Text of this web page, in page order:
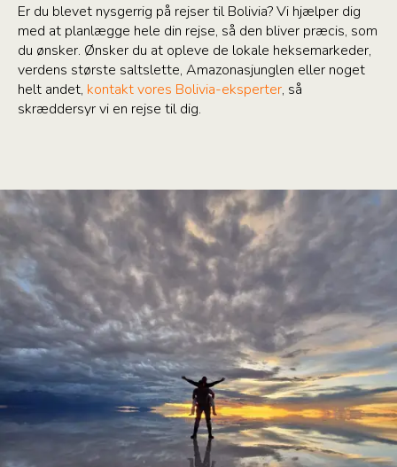
Er du blevet nysgerrig på rejser til Bolivia? Vi hjælper dig
med at planlægge hele din rejse, så den bliver præcis, som
du ønsker. Ønsker du at opleve de lokale heksemarkeder,
verdens største saltslette, Amazonasjunglen eller noget
helt andet, kontakt vores Bolivia-eksperter, så
skræddersyr vi en rejse til dig.